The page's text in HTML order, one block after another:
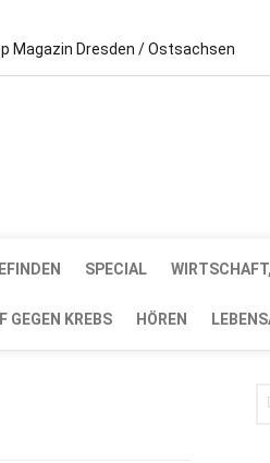
Magazin Dresden / Ostsachsen
SPECIAL
GEGEN KREBS HÖREN